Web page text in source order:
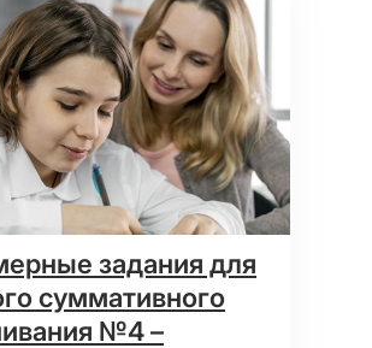
задания для
суммативного
№4 –